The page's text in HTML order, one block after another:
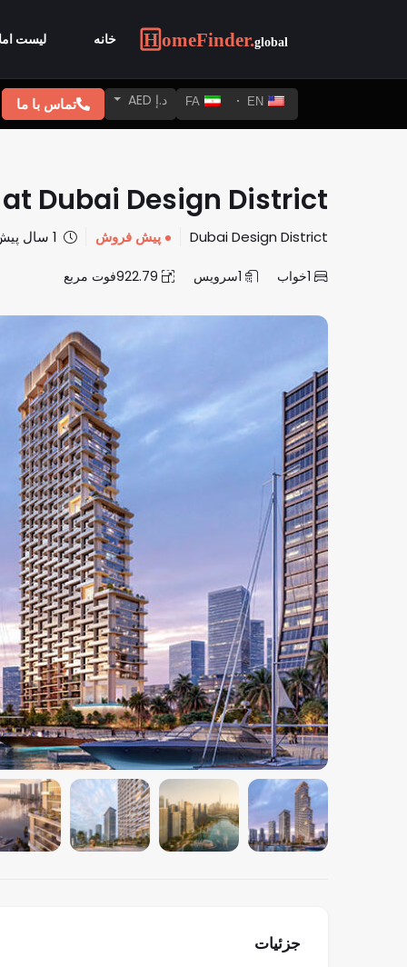
خانه لیست
EN
FA د.إ AED تماس با ما
at Dubai Design District
Dubai Design District پیش فروش
1خواب 1سرویس 922.79فوت مربع
جزئیات